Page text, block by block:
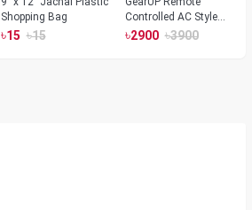
Shopping Bag
৳15 ৳15
Controlled AC Style
Room Heater 1800
৳2900 ৳3900